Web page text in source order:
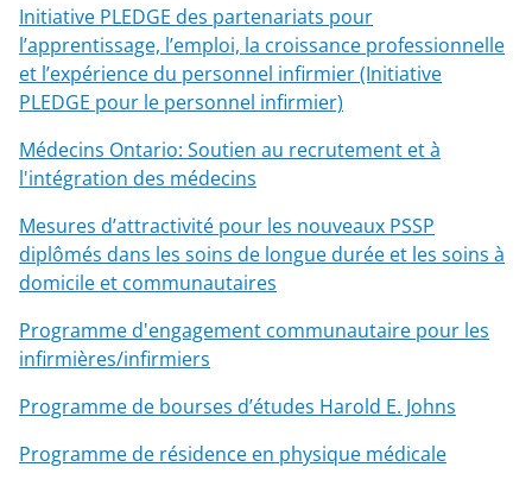
Initiative PLEDGE des partenariats pour
l’apprentissage, l’emploi, la croissance professionnelle
et l’expérience du personnel infirmier (Initiative
PLEDGE pour le personnel infirmier)
Médecins Ontario: Soutien au recrutement et à
l'intégration des médecins
Mesures d’attractivité pour les nouveaux PSSP
diplômés dans les soins de longue durée et les soins à
domicile et communautaires
Programme d'engagement communautaire pour les
infirmières/infirmiers
Programme de bourses d’études Harold E. Johns
Programme de résidence en physique médicale